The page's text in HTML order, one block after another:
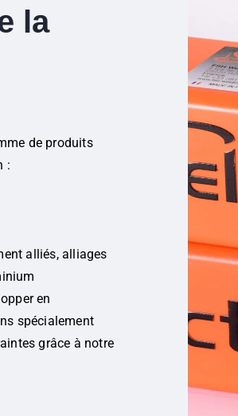
la
de produits
:
alliés, alliages
en
spécialement
grâce à notre